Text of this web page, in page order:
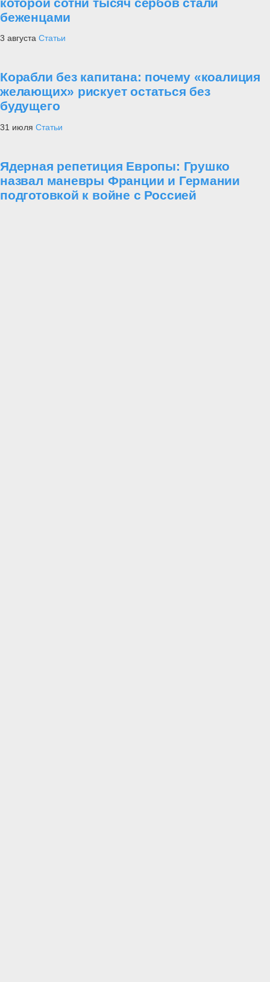
беженцами
3 августа Статьи
Корабли без капитана: почему «коалиция
желающих» рискует остаться без
будущего
31 июля Статьи
Ядерная репетиция Европы: Грушко
назвал маневры Франции и Германии
подготовкой к войне с Россией